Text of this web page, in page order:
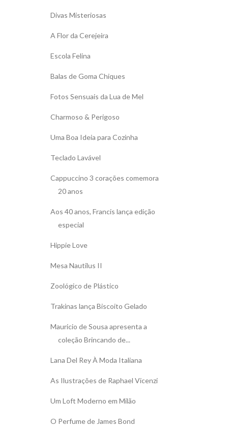
Divas Misteriosas
A Flor da Cerejeira
Escola Felina
Balas de Goma Chiques
Fotos Sensuais da Lua de Mel
Charmoso & Perigoso
Uma Boa Ideia para Cozinha
Teclado Lavável
Cappuccino 3 corações comemora
20 anos
Aos 40 anos, Francis lança edição
especial
Hippie Love
Mesa Nautilus II
Zoológico de Plástico
Trakinas lança Biscoito Gelado
Mauricio de Sousa apresenta a
coleção Brincando de...
Lana Del Rey À Moda Italiana
As Ilustrações de Raphael Vicenzi
Um Loft Moderno em Milão
O Perfume de James Bond